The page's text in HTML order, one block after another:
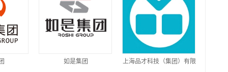
如是集团 上海品才科技（集团）有限